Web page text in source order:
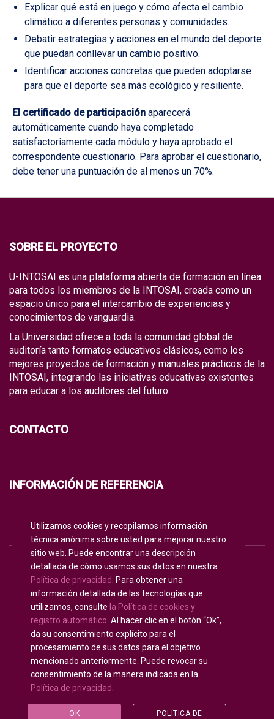
Explicar qué está en juego y cómo afecta el cambio
climático a diferentes personas y comunidades.
Debatir estrategias y acciones en el mundo del deporte
que puedan conllevar un cambio positivo.
Identificar acciones concretas que pueden adoptarse
para que el deporte sea más ecológico y resiliente.
El certificado de participación aparecerá
automáticamente cuando haya completado
satisfactoriamente cada módulo y haya aprobado el
correspondente cuestionario. Para aprobar el cuestionario,
debe tener una puntuación de al menos un 70%.
SOBRE EL PROYECTO
U-INTOSAI es una plataforma abierta de formación en línea
para todos los miembros de la INTOSAI, creada como un
espacio único para el intercambio de experiencias y
conocimientos de vanguardia.
La Universidad ofrece a toda la comunidad global de
auditoría tanto formatos educativos clásicos, como los
mejores proyectos de formación y manuales prácticos de la
INTOSAI, integrando las iniciativas educativas existentes
para educar a los auditores del futuro.
CONTACTO
INFORMACIÓN DE REFERENCIA
POLÍTICA DE COOKIES
TÉRMINOS DE USO
English(Inglés)
Español
Derechos de autor © 2020 - 2025
Universidad digital para la Comunidad de la INTOSAI
Utilizamos cookies y recopilamos información
técnica anónima sobre usted para mejorar nuestro
sitio web. Puede encontrar una descripción
detallada de cómo usamos sus datos en nuestra
Política de privacidad
. Para obtener una
información detallada de las tecnologías que
utilizamos, consulte la Política de cookies y
registro automático . Al hacer clic en el botón “Ok”,
da su consentimiento explícito para el
procesamiento de sus datos para el objetivo
mencionado anteriormente. Puede revocar su
consentimiento de la manera indicada en la
Política de privacidad
OK POLÍTICA DE